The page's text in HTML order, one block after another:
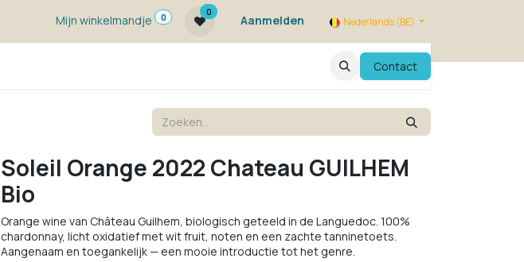
Mijn winkelmandje
0
0
Aanmelden Nederlands (BE)
EvenementenContact
Soleil Orange 2022 Chateau GUILHEM
Bio
Orange wine van Château Guilhem, biologisch geteeld in de Languedoc. 100%
chardonnay, licht oxidatief met wit fruit, noten en een zachte tanninetoets.
Aangenaam en toegankelijk — een mooie introductie tot het genre.